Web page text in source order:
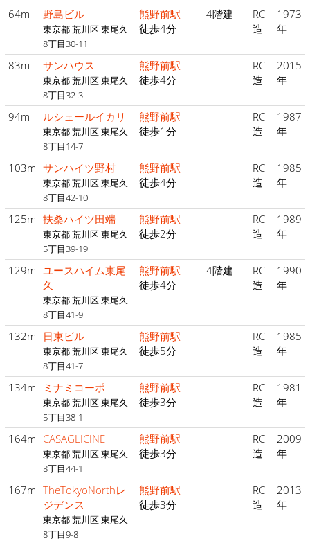
64m 野島ビル
東京都 荒川区 東尾久
8丁目30-11
熊野前駅
徒歩4分
4階建
RC
造
1973
年
83m サンハウス
東京都 荒川区 東尾久
8丁目32-3
熊野前駅
徒歩4分
RC
造
2015
年
94m ルシェールイカリ
東京都 荒川区 東尾久
8丁目14-7
熊野前駅
徒歩1分
RC
造
1987
年
103m サンハイツ野村
東京都 荒川区 東尾久
8丁目42-10
熊野前駅
徒歩4分
RC
造
1985
年
125m 扶桑ハイツ田端
東京都 荒川区 東尾久
5丁目39-19
熊野前駅
徒歩2分
RC
造
1989
年
129m ユースハイム東尾
久
東京都 荒川区 東尾久
8丁目41-9
熊野前駅
徒歩4分
4階建
RC
造
1990
年
132m 日東ビル
東京都 荒川区 東尾久
8丁目41-7
熊野前駅
徒歩5分
RC
造
1985
年
134m ミナミコーポ
東京都 荒川区 東尾久
5丁目38-1
熊野前駅
徒歩3分
RC
造
1981
年
164m CASAGLICINE
東京都 荒川区 東尾久
8丁目44-1
熊野前駅
徒歩3分
RC
造
2009
年
167m TheTokyoNorthレ
ジデンス
東京都 荒川区 東尾久
8丁目9-8
熊野前駅
徒歩3分
RC
造
2013
年